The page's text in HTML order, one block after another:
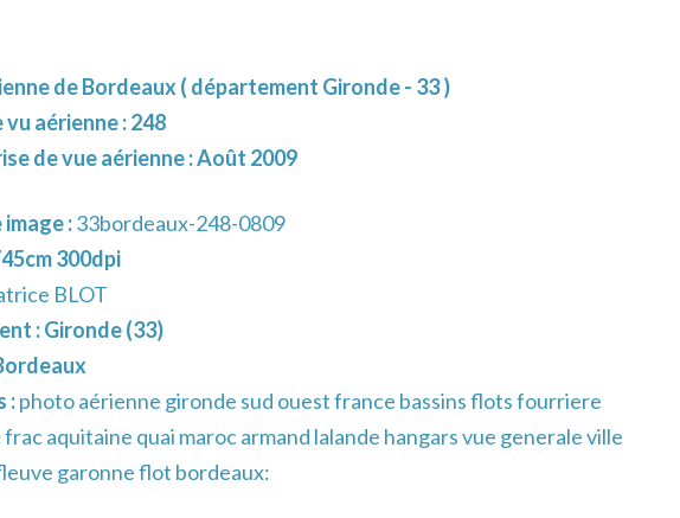
de Bordeaux ( département Gironde - 33 )
vu aérienne : 248
de vue aérienne : Août 2009
:33bordeaux-248-0809
300dpi
BLOT
:Gironde (33)
:photo aérienne gironde sud ouest france bassins flots fourriere
aquitaine quai maroc armand lalande hangars vue generale ville
garonne flot bordeaux: